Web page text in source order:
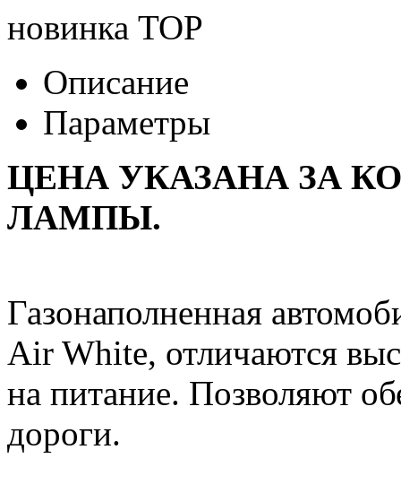
новинка TOP
Описание
Параметры
ЦЕНА УКАЗАНА ЗА
ЛАМПЫ.
Газонаполненная
Air White, отличаются
на питание. Позволяют
дороги.